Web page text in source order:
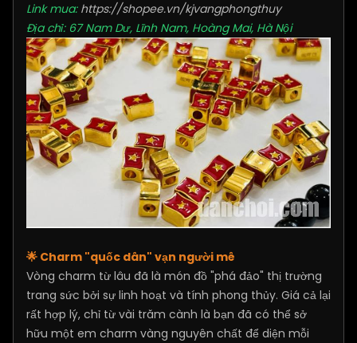
Link mua: https://shopee.vn/kjvangphongthuy
Địa chỉ: 67 Nam Dư, Lĩnh Nam, Hoàng Mai, Hà Nội
🌟 Charm "quốc dân" vạn người mê
Vòng charm từ lâu đã là món đồ "phá đảo" thị trường
trang sức bởi sự linh hoạt và tính phong thủy. Giá cả lại
rất hợp lý, chỉ từ vài trăm cành là bạn đã có thể sở
hữu một em charm vàng nguyên chất để diện mỗi